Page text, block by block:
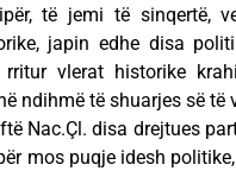
të jemi të sinqertë,
japin edhe disa
vlerat historike
ndihmë të shuarjes së të
Nac.Çl. disa drejtues
mos puqje idesh